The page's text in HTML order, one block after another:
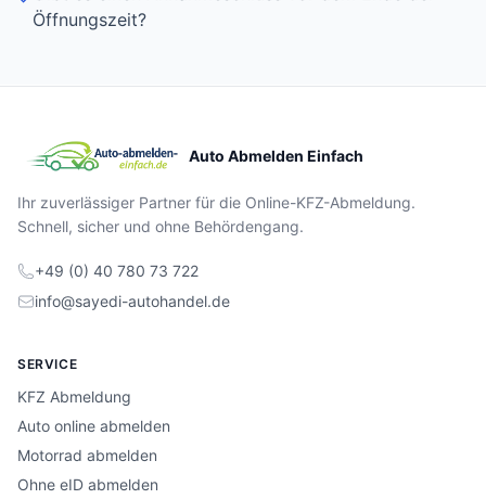
Öffnungszeit?
Auto Abmelden Einfach
Ihr zuverlässiger Partner für die Online-KFZ-Abmeldung.
Schnell, sicher und ohne Behördengang.
+49 (0) 40 780 73 722
info@sayedi-autohandel.de
SERVICE
KFZ Abmeldung
Auto online abmelden
Motorrad abmelden
Ohne eID abmelden